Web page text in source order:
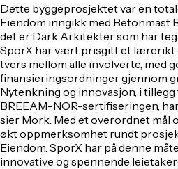
Dette byggeprosjektet var en
Eiendom inngikk med Betonmast
det er Dark Arkitekter som har
SporX har vært prisgitt et lærerikt
tvers mellom alle involverte, med
finansieringsordninger gjennom
Nytenkning og innovasjon, i tillegg
BREEAM-NOR-sertifiseringen,
sier Mork. Med et overordnet
økt oppmerksomhet rundt
Eiendom. SporX har på denne
innovative og spennende